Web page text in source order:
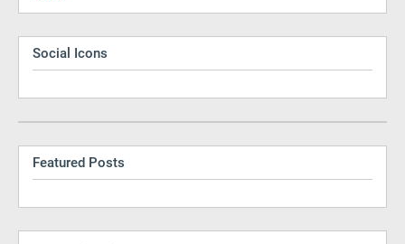
Social Icons
Featured Posts